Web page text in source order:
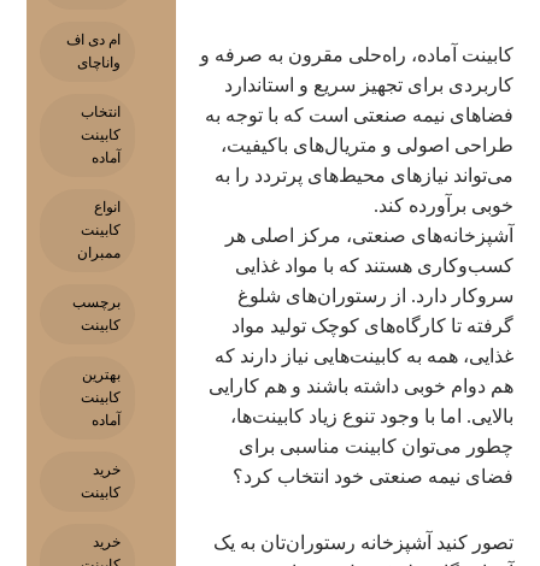
کابینت آماده، راه‌حلی مقرون به صرفه و
کاربردی برای تجهیز سریع و استاندارد
فضاهای نیمه صنعتی است که با توجه به
طراحی اصولی و متریال‌های باکیفیت،
می‌تواند نیازهای محیط‌های پرتردد را به
خوبی برآورده کند.
آشپزخانه‌های صنعتی، مرکز اصلی هر
کسب‌وکاری هستند که با مواد غذایی
سروکار دارد. از رستوران‌های شلوغ
گرفته تا کارگاه‌های کوچک تولید مواد
غذایی، همه به کابینت‌هایی نیاز دارند که
هم دوام خوبی داشته باشند و هم کارایی
بالایی. اما با وجود تنوع زیاد کابینت‌ها،
چطور می‌توان کابینت مناسبی برای
فضای نیمه صنعتی خود انتخاب کرد؟
تصور کنید آشپزخانه رستوران‌تان به یک
ام دی اف
واناچای
انتخاب
کابینت
آماده
انواع
کابینت
ممبران
برچسب
کابینت
بهترین
کابینت
آماده
خرید
کابینت
خرید